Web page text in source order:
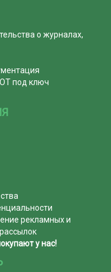
о журналах,
под ключ
рекламных и
у нас!